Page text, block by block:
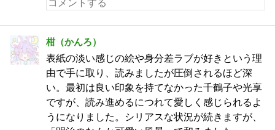
柑（かんろ）
表紙の淡い感じの絵や身分差ラブが好きという理
由で手に取り、読みましたが圧倒されるほど深
い。最初は良い印象を持てなかった千鶴子や光享
ですが、読み進めるにつれて愛しく感じられるよ
うになりました。シリアスな状況が続きますが、